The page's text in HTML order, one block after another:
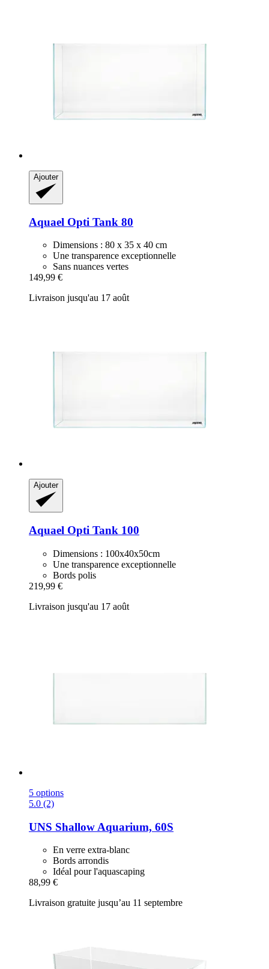
Ajouter
Aquael Opti Tank 80
Dimensions : 80 x 35 x 40 cm
Une transparence exceptionnelle
Sans nuances vertes
149,99 €
Livraison jusqu'au 17 août
Ajouter
Aquael Opti Tank 100
Dimensions : 100x40x50cm
Une transparence exceptionnelle
Bords polis
219,99 €
Livraison jusqu'au 17 août
5 options
5.0 (2)
UNS Shallow Aquarium, 60S
En verre extra-blanc
Bords arrondis
Idéal pour l'aquascaping
88,99 €
Livraison gratuite jusqu’au 11 septembre